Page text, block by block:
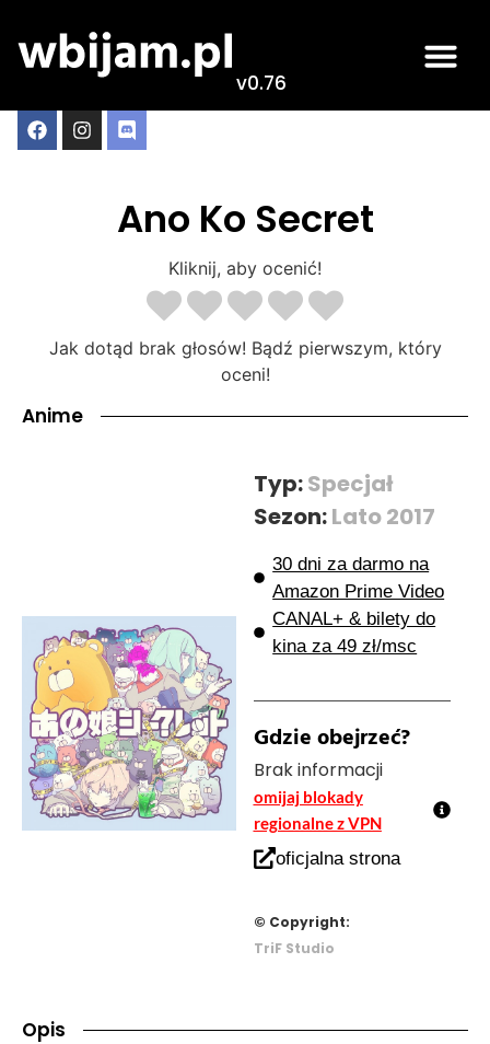
v0.76
Ano Ko Secret
Kliknij, aby ocenić!
Jak dotąd brak głosów! Bądź pierwszym, który
oceni!
Anime
Typ:Specjał
Sezon:Lato 2017
30 dni za darmo na
Amazon Prime Video
CANAL+ & bilety do
kina za 49 zł/msc
Gdzie obejrzeć?
Brak informacji
omijaj blokady
regionalne z VPN
oficjalna strona
© Copyright:
TriF Studio
Opis